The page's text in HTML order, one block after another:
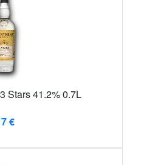
Stars 41.2% 0.7L
€